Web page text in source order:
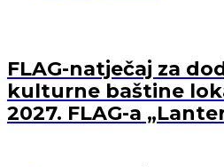
FLAG-natječaj za
kulturne baštine
2027. FLAG-a